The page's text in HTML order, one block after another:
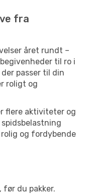
fra
året rundt –
til ro i
passer til din
roligt og
flere aktiviteter og
og fordybende
du pakker.